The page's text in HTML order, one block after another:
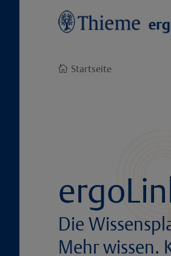
 Startseite
Die
Mehr wissen.